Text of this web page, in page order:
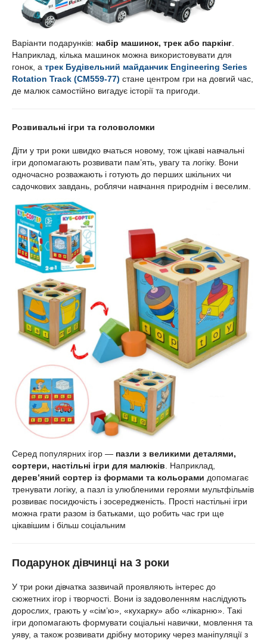
Варіанти подарунків: набір машинок, трек або паркінг.
Наприклад, кілька машинок можна використовувати для
гонок, а трек Будівельний майданчик Engineering Series
Rotation Track (CM559-77) стане центром гри на довгий час,
де малюк самостійно вигадує історії та пригоди.
Розвивальні ігри та головоломки
Діти у три роки швидко вчаться новому, тож цікаві навчальні
ігри допомагають розвивати пам’ять, увагу та логіку. Вони
одночасно розважають і готують до перших шкільних чи
садочкових завдань, роблячи навчання природнім і веселим.
Серед популярних ігор — пазли з великими деталями,
сортери, настільні ігри для малюків. Наприклад,
дерев’яний сортер із формами та кольорами допомагає
тренувати логіку, а пазл із улюбленими героями мультфільмів
розвиває посидючість і зосередженість. Прості настільні ігри
можна грати разом із батьками, що робить час гри ще
цікавішим і більш соціальним
Подарунок дівчинці на 3 роки
У три роки дівчатка зазвичай проявляють інтерес до
сюжетних ігор і творчості. Вони із задоволенням наслідують
дорослих, грають у «сім’ю», «кухарку» або «лікарню». Такі
ігри допомагають формувати соціальні навички, мовлення та
уяву, а також розвивати дрібну моторику через маніпуляції з